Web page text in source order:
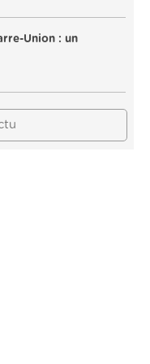
Union : un